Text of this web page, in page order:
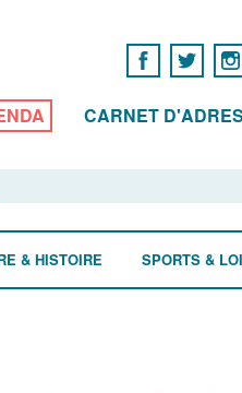
CARNET
& HISTOIRE SPORTS &